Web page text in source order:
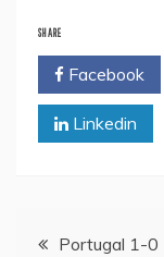
SHARE
Facebook
Linkedin
Navegação
Portugal 1-0